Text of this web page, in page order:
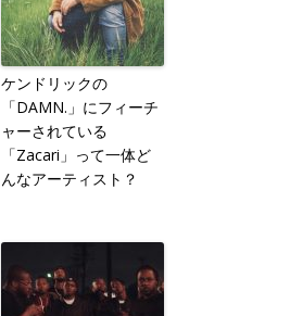
ケンドリックの
「DAMN.」にフィーチ
ャーされている
「Zacari」って一体ど
んなアーティスト？